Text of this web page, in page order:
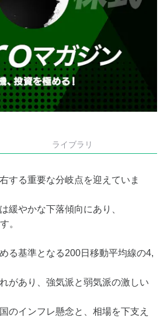
ライブラリ
する重要な分岐点を迎えていま
緩やかな下落傾向にあり、
。
る基準となる200日移動平均線の4,
があり、強気派と弱気派の激しい
のインフレ懸念と、相場を下支え